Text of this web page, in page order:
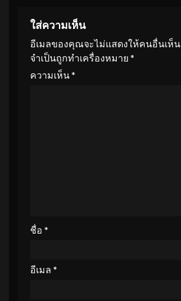
ใส่ความเห็น
อีเมลของคุณจะไม่แสดงให้คนอื่นเห็น
จำเป็นถูกทำเครื่องหมาย *
ความเห็น*
ชื่อ *
อีเมล *